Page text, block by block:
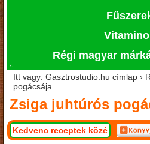
Régi magyar
Itt vagy: Gasztrostudio.hu címlap ›
pogácsája
Zsiga juhtúrós
Kedvenc receptek közé